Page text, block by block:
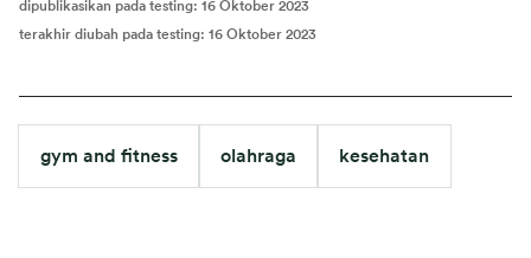
dipublikasikan pada testing: 16 Oktober 2023
terakhir diubah pada testing: 16 Oktober 2023
gym and fitness olahraga kesehatan